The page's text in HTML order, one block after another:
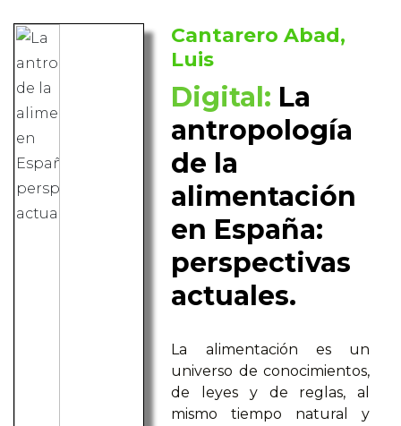
Cantarero Abad,
Luis
Digital: La
antropología
de la
alimentación
en España:
perspectivas
actuales.
La alimentación es un
universo de conocimientos,
de leyes y de reglas, al
mismo tiempo natural y